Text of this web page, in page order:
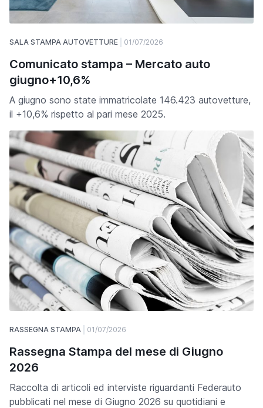
SALA STAMPA AUTOVETTURE 01/07/2026
Comunicato stampa – Mercato auto
giugno+10,6%
A giugno sono state immatricolate 146.423 autovetture,
il +10,6% rispetto al pari mese 2025.
RASSEGNA STAMPA 01/07/2026
Rassegna Stampa del mese di Giugno
2026
Raccolta di articoli ed interviste riguardanti Federauto
pubblicati nel mese di Giugno 2026 su quotidiani e